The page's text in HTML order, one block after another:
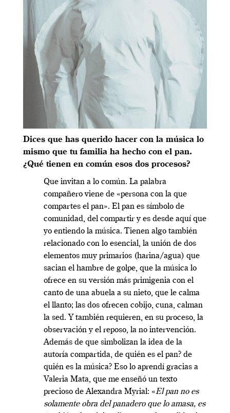
Dices que has querido hacer con la música lo
mismo que tu familia ha hecho con el pan.
¿Qué tienen en común esos dos procesos?
Que invitan a lo común. La palabra
compañero viene de «persona con la que
compartes el pan». El pan es símbolo de
comunidad, del compartir y es desde aquí que
yo entiendo la música. Tienen algo también
relacionado con lo esencial, la unión de dos
elementos muy primarios (harina/agua) que
sacian el hambre de golpe, que la música lo
ofrece en su versión más primigenia con el
canto de una abuela a su nieto, que le calma
el llanto; las dos ofrecen cobijo, cuna, calman
la sed. Y también requieren, en su proceso, la
observación y el reposo, la no intervención.
Además de que simbolizan la idea de la
autoría compartida, de quién es el pan? de
quién es la música? Eso lo aprendí gracias a
Valeria Mata, que me enseñó un texto
precioso de Alexandra Myrial: «El pan no es
solamente obra del panadero que lo amasa, es